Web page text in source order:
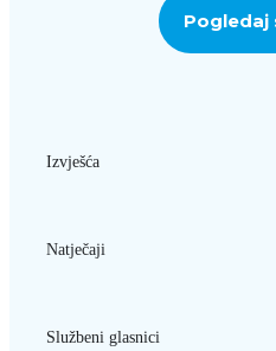
Pogledaj
Izvješća
Natječaji
Službeni glasnici